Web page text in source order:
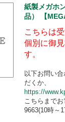
紙製メガホ
品） 【
こちらは
個別に御
す。
以下お問い
だくか、
https://
こちらまで
9663(10時～